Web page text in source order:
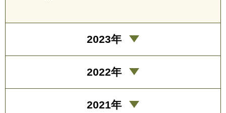
2023年
2022年
2021年